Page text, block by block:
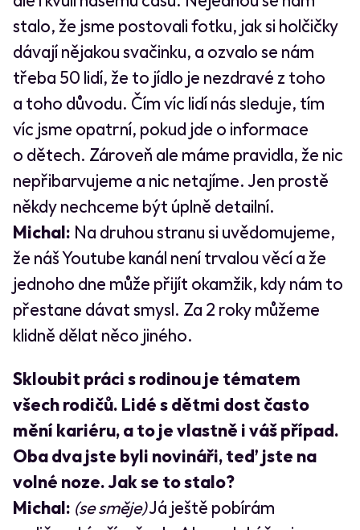
stalo, že jsme postovali fotku, jak si holčičky
dávají nějakou svačinku, a ozvalo se nám
třeba 50 lidí, že to jídlo je nezdravé z toho
a toho důvodu. Čím víc lidí nás sleduje, tím
víc jsme opatrní, pokud jde o informace
o dětech. Zároveň ale máme pravidla, že nic
nepřibarvujeme a nic netajíme. Jen prostě
někdy nechceme být úplně detailní.
Michal: Na druhou stranu si uvědomujeme,
že náš Youtube kanál není trvalou věcí a že
jednoho dne může přijít okamžik, kdy nám to
přestane dávat smysl. Za 2 roky můžeme
klidně dělat něco jiného.
Skloubit práci s rodinou je tématem
všech rodičů. Lidé s dětmi dost často
mění kariéru, a to je vlastně i váš případ.
Oba dva jste byli novináři, teď jste na
volné noze. Jak se to stalo?
Michal: (se směje)Já ještě pobírám